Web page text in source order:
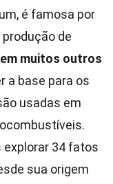
é famosa por
de
muitos outros
a base para os
usadas em
explorar 34 fatos
sua origem